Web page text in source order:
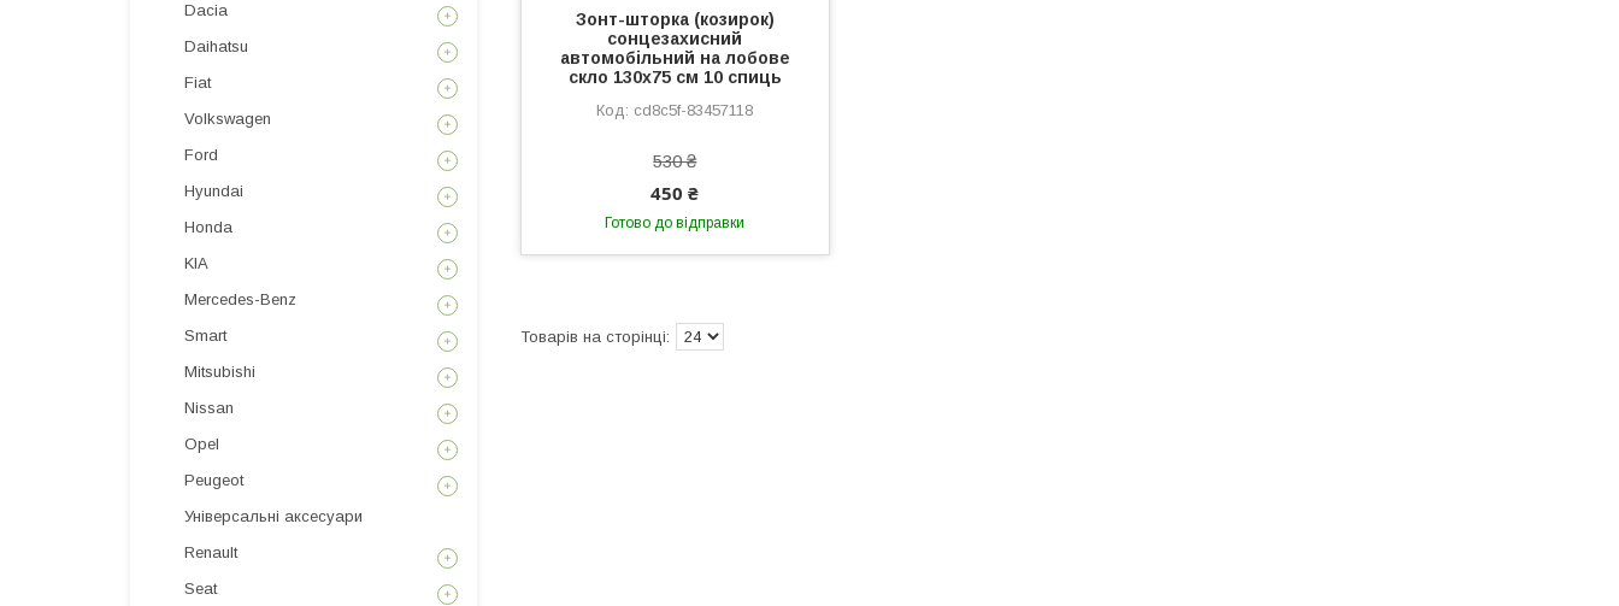
Зонт-шторка (козирок)
сонцезахисний
автомобільний на лобове
скло 130х75 см 10 спиць
cd8c5f-83457118
530 ₴
450 ₴
Готово до відправки
Dacia
Daihatsu
Fiat
Volkswagen
Ford
Hyundai
Honda
KIA
Mercedes-Benz
Smart
Mitsubishi
Nissan
Opel
Peugeot
Універсальні аксесуари
Renault
Seat